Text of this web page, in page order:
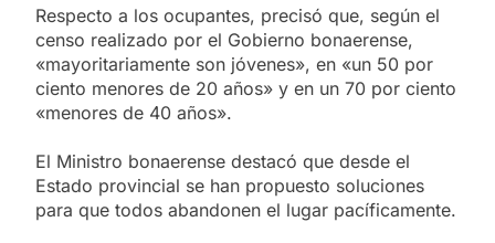
Respecto a los ocupantes, precisó que, según el
censo realizado por el Gobierno bonaerense,
«mayoritariamente son jóvenes», en «un 50 por
ciento menores de 20 años» y en un 70 por ciento
«menores de 40 años».
El Ministro bonaerense destacó que desde el
Estado provincial se han propuesto soluciones
para que todos abandonen el lugar pacíficamente.